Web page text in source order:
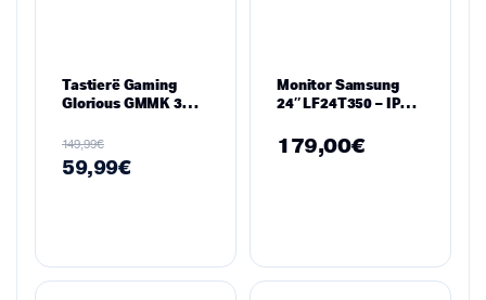
Tastierë Gaming
Glorious GMMK 3
149,99€
59,99€
Monitor Samsung
24″ LF24T350 – IPS,
FreeSync,
Borderless
179,00€